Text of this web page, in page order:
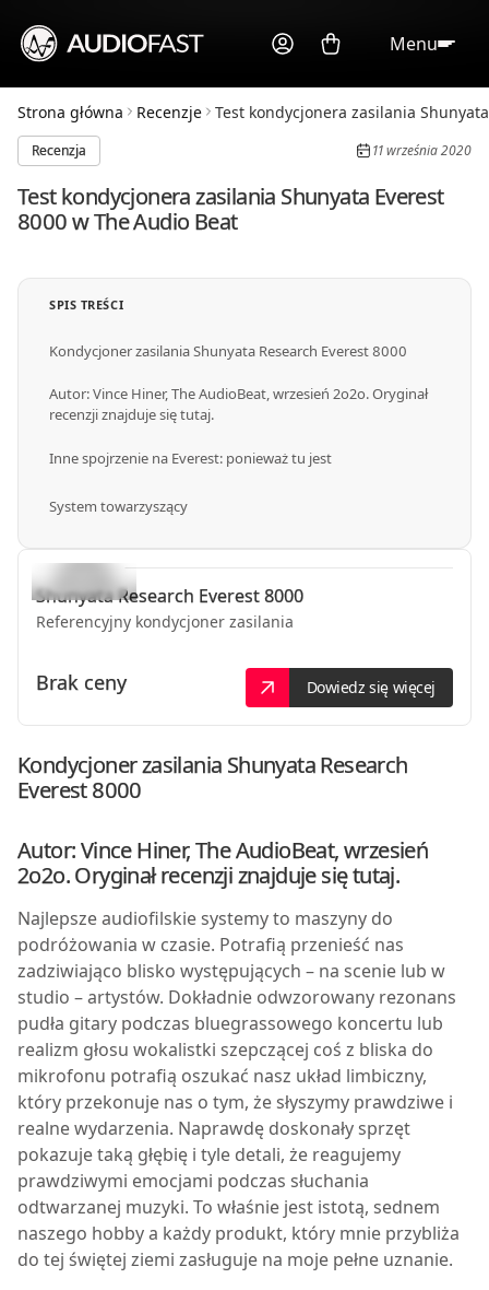
Menu
Strona główna Recenzje Test kondycjonera zasilania
SPIS TREŚCI
Kondycjoner zasilania Shunyata Research Everest 8000
Autor: Vince Hiner, The AudioBeat, wrzesień 2o2o. Oryginał
recenzji znajduje się tutaj.
Inne spojrzenie na Everest: ponieważ tu jest
System towarzyszący
Shunyata Research Everest 8000
Referencyjny kondycjoner zasilania
Brak ceny Dowiedz się więcej
Recenzja 11 września 2020
Test kondycjonera zasilania Shunyata Everest
8000 w The Audio Beat
Kondycjoner zasilania Shunyata Research
Everest 8000
Autor: Vince Hiner, The AudioBeat, wrzesień
2o2o. Oryginał recenzji znajduje siętutaj.
Najlepsze audiofilskie systemy to maszyny do
podróżowania w czasie. Potrafią przenieść nas
zadziwiająco blisko występujących – na scenie lub w
studio – artystów. Dokładnie odwzorowany rezonans
pudła gitary podczas bluegrassowego koncertu lub
realizm głosu wokalistki szepczącej coś z bliska do
mikrofonu potrafią oszukać nasz układ limbiczny,
który przekonuje nas o tym, że słyszymy prawdziwe i
realne wydarzenia. Naprawdę doskonały sprzęt
pokazuje taką głębię i tyle detali, że reagujemy
prawdziwymi emocjami podczas słuchania
odtwarzanej muzyki. To właśnie jest istotą, sednem
naszego hobby a każdy produkt, który mnie przybliża
do tej świętej ziemi zasługuje na moje pełne uznanie.